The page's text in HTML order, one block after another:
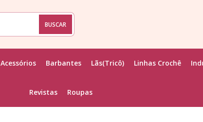
BUSCAR
Acessórios Barbantes Lãs(Tricô) Linhas Crochê
Revistas Roupas